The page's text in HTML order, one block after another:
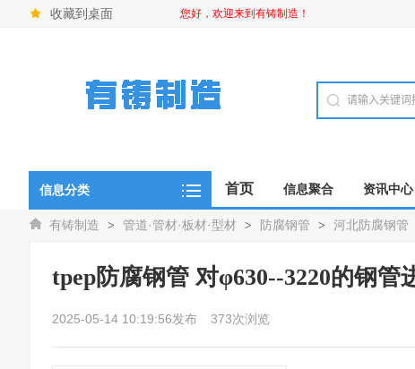
收藏到桌面 您好，欢迎来到有铸制造！
信息分类 首页 信息聚合 资讯中心
有铸制造 > 管道·管材·板材·型材 > 防腐钢管 > 河北防腐钢管
tpep防腐钢管 对φ630--3220的钢管
2025-05-14 10:19:56发布 373次浏览